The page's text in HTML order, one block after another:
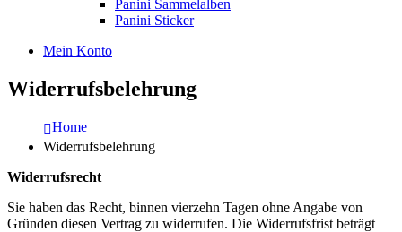
Panini Sammelalben
Panini Sticker
Mein Konto
Widerrufsbelehrung
Home
Widerrufsbelehrung
Widerrufsrecht
Sie haben das Recht, binnen vierzehn Tagen ohne Angabe von
Gründen diesen Vertrag zu widerrufen. Die Widerrufsfrist beträgt